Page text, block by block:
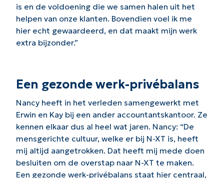
is en de voldoening die we samen halen uit het
helpen van onze klanten. Bovendien voel ik me
hier echt gewaardeerd, en dat maakt mijn werk
extra bijzonder.”
Een gezonde werk-privébalans
Nancy heeft in het verleden samengewerkt met
Erwin en Kay bij een ander accountantskantoor. Ze
kennen elkaar dus al heel wat jaren. Nancy: “De
mensgerichte cultuur, welke er bij N-XT is, heeft
mij altijd aangetrokken. Dat heeft mij mede doen
besluiten om de overstap naar N-XT te maken.
Een gezonde werk-privébalans staat hier centraal,